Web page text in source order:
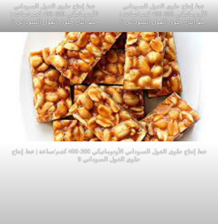
خط إنتاج حلوى الفول السوداني
الأوتوماتيكي 300-400 كجم/ساعة |
خط إنتاج حلوى الفول السوداني 6
خط إنتاج حلوى الفول السوداني
الأوتوماتيكي 300-400 كجم/ساعة |
خط إنتاج حلوى الفول السوداني 8
خط إنتاج حلوى الفول السوداني الأوتوماتيكي 300-400 كجم/ساعة | خط إنتاج
حلوى الفول السوداني 9